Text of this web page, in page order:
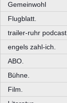
Gemeinwohl
Flugblatt.
trailer-ruhr podcast.
engels zahl-ich.
ABO.
Bühne.
Film.